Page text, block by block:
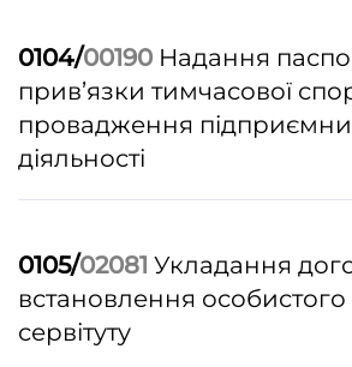
0104/00190 Надання
прив’язки тимчасової
провадження
діяльності
0105/02081 Укладання
встановлення
сервітуту